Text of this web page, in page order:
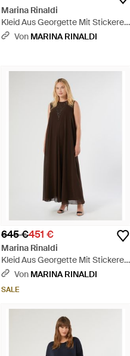
Marina Rinaldi
Kleid Aus Georgette Mit Stickerei
- LilaVon MARINA RINALDI
645 €451 €
Marina Rinaldi
Kleid Aus Georgette Mit Stickerei
- Mehrfarbig
Von MARINA RINALDI
SALE